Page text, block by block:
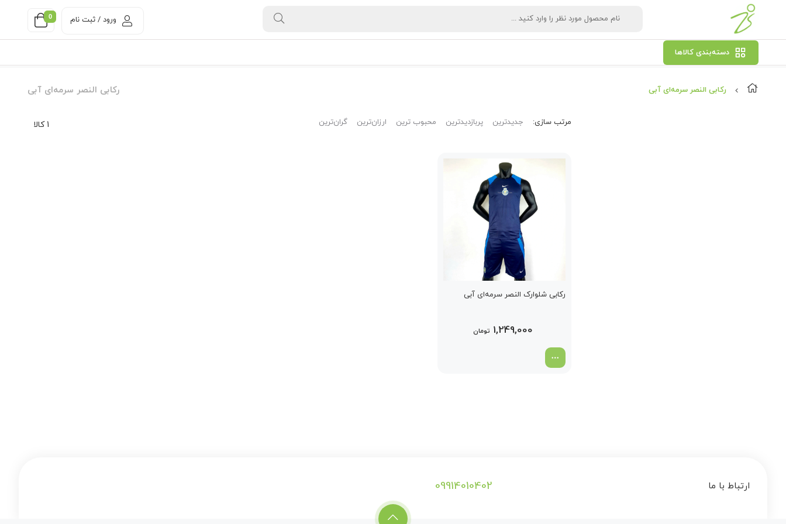
0 ورود / ثبت نام
دسته‌بندی کالاها
رکابی النصر سرمه‌ای آبی رکابی النصر سرمه‌ای آبی
1 کالا مرتب‌ سازی: جدیدترین پربازدیدترین محبوب ترین ارزان‌ترین گران‌ترین
رکابی شلوارک النصر سرمه‌ای آبی
1,249,000 تومان
ارتباط با ما 09914010402